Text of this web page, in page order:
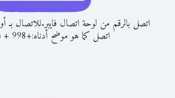
اتصل بالرقم من لوحة اتصال فايبر.للاتصال بـ
اتصل كما هو موضح أدناه:+
998
+